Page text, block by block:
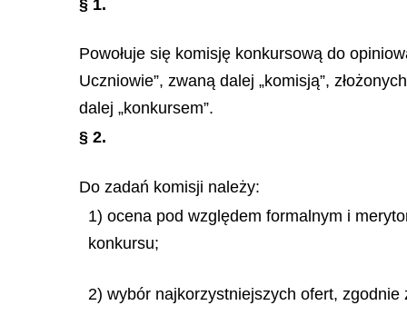
§ 1.
Powołuje się komisję konkursową do
Uczniowie”, zwaną dalej „komisją”,
dalej „konkursem”.
§ 2.
Do zadań komisji należy:
1) ocena pod względem formalnym i
konkursu;
2) wybór najkorzystniejszych ofert,